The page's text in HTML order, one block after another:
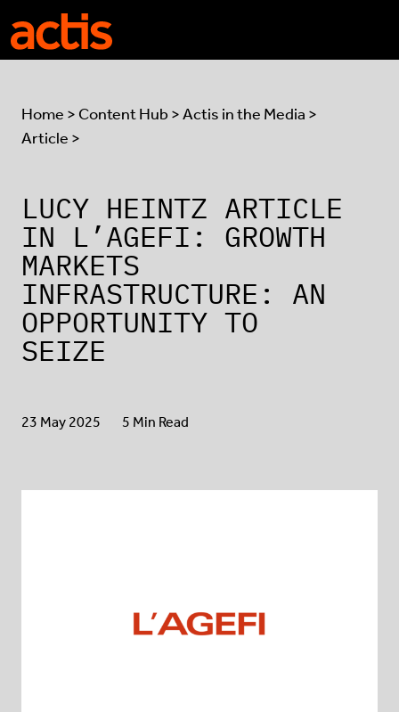
Skip to main content
Home > Content Hub >Actis in the Media >
Article >
LUCY HEINTZ ARTICLE
IN L’AGEFI: GROWTH
MARKETS
INFRASTRUCTURE: AN
OPPORTUNITY TO
SEIZE
23 May 2025 5 Min Read